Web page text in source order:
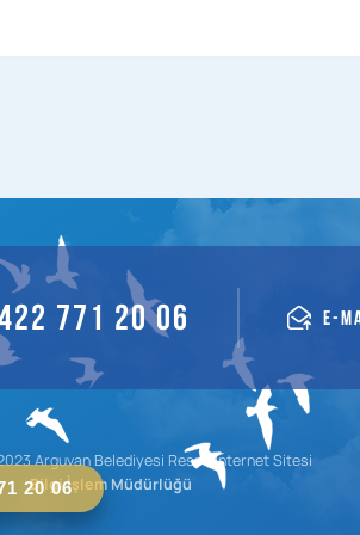
20 06
771 20 06 E-
Arguvan Belediyesi Resmi İnternet Sitesi
Bilgi İşlem Müdürlüğü